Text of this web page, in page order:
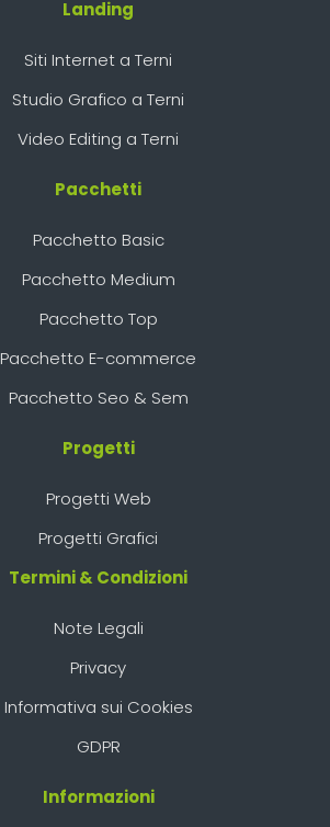
Landing
Siti Internet a Terni
Studio Grafico a Terni
Video Editing a Terni
Pacchetti
Pacchetto Basic
Pacchetto Medium
Pacchetto Top
Pacchetto E-commerce
Pacchetto Seo & Sem
Progetti
Progetti Web
Progetti Grafici
Termini & Condizioni
Note Legali
Privacy
Informativa sui Cookies
GDPR
Informazioni